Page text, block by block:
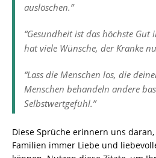
auslöschen.”
“Gesundheit ist das höchste Gut
hat viele Wünsche, der Kranke
“Lass die Menschen los, die
Menschen behandeln andere
Selbstwertgefühl.”
Diese Sprüche erinnern uns
Familien immer Liebe und